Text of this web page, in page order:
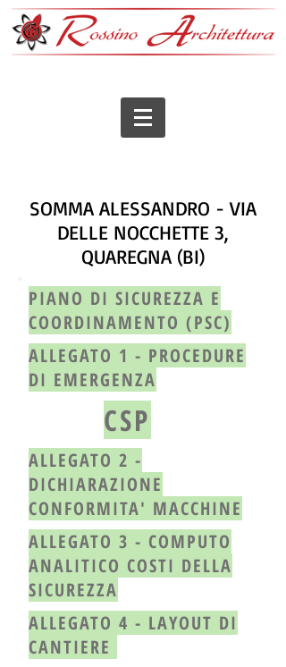
SOMMA ALESSANDRO - VIA
DELLE NOCCHETTE 3,
QUAREGNA (BI)
PIANO DI SICUREZZA E
COORDINAMENTO (PSC)
ALLEGATO 1 - PROCEDURE
DI EMERGENZA
CSP
ALLEGATO 2 -
DICHIARAZIONE
CONFORMITA' MACCHINE
ALLEGATO 3 - COMPUTO
ANALITICO COSTI DELLA
SICUREZZA
ALLEGATO 4 - LAYOUT DI
CANTIERE